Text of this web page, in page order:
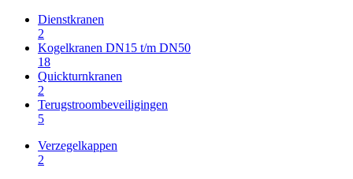
Dienstkranen
2
Kogelkranen DN15 t/m DN50
18
Quickturnkranen
2
Terugstroombeveiligingen
5
Verzegelkappen
2